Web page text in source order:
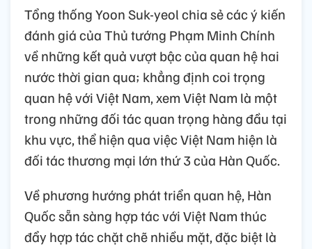
Tổng thống Yoon Suk-yeol chia sẻ các ý kiến
đánh giá của Thủ tướng Phạm Minh Chính
về những kết quả vượt bậc của quan hệ hai
nước thời gian qua; khẳng định coi trọng
quan hệ với Việt Nam, xem Việt Nam là một
trong những đối tác quan trọng hàng đầu tại
khu vực, thể hiện qua việc Việt Nam hiện là
đối tác thương mại lớn thứ 3 của Hàn Quốc.
Về phương hướng phát triển quan hệ, Hàn
Quốc sẵn sàng hợp tác với Việt Nam thúc
đẩy hợp tác chặt chẽ nhiều mặt, đặc biệt là